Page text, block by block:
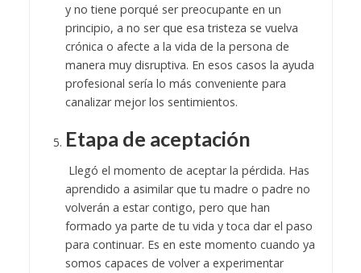
y no tiene porqué ser preocupante en un
principio, a no ser que esa tristeza se vuelva
crónica o afecte a la vida de la persona de
manera muy disruptiva. En esos casos la ayuda
profesional sería lo más conveniente para
canalizar mejor los sentimientos.
Etapa de aceptación
Llegó el momento de aceptar la pérdida. Has
aprendido a asimilar que tu madre o padre no
volverán a estar contigo, pero que han
formado ya parte de tu vida y toca dar el paso
para continuar. Es en este momento cuando ya
somos capaces de volver a experimentar